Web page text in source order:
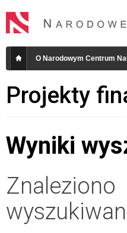
O Narodowym Centrum
Projekty
Wyniki